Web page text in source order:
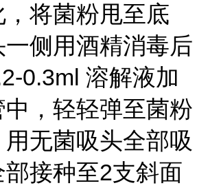
将菌粉甩至底
侧用酒精消毒后
0.3ml 溶解液加
中，轻轻弹至菌粉
无菌吸头全部吸
接种至2支斜面